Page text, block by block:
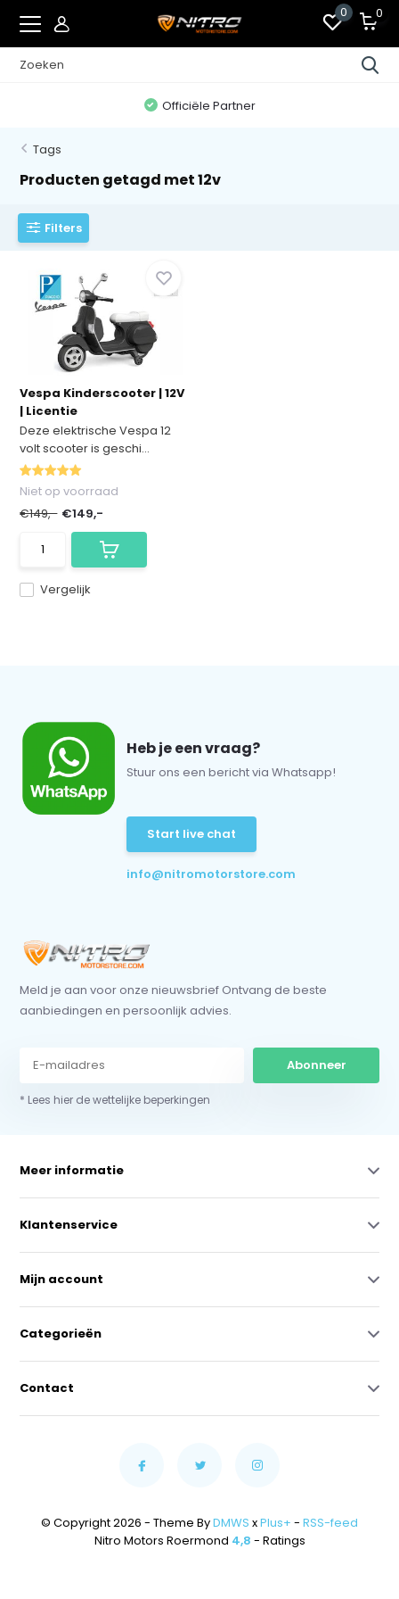
0 0
Officiële Partner
Tags
Producten getagd met 12v
Filters
Vespa Kinderscooter | 12V
| Licentie
Deze elektrische Vespa 12
volt scooter is geschi...
Vergelijk
Niet op voorraad
€149,- €149,-
Heb je een vraag?
Stuur ons een bericht via Whatsapp!
Start live chat
info@nitromotorstore.com
Meld je aan voor onze nieuwsbrief Ontvang de beste
aanbiedingen en persoonlijk advies.
Abonneer
* Lees hier de wettelijke beperkingen
Meer informatie
Klantenservice
Mijn account
Categorieën
Contact
© Copyright 2026 - Theme ByDMWS xPlus+ - RSS-feed
Nitro Motors Roermond 4,8 - Ratings